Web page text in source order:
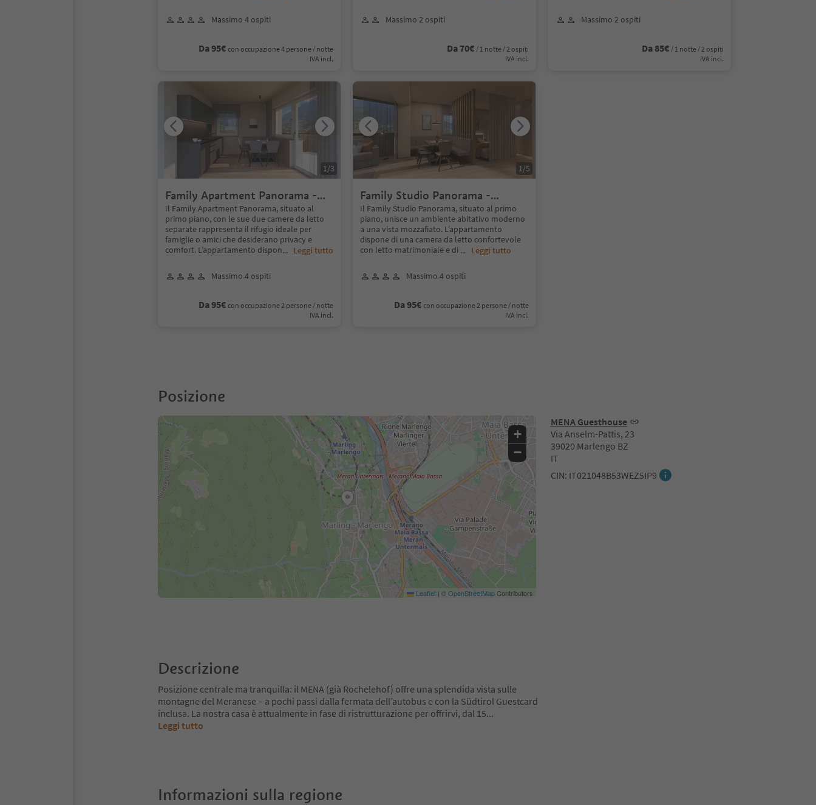
Massimo 4 ospiti
Da 95€ con occupazione 4 persone / notte
IVA incl.
Massimo 2 ospiti
Da 70€ / 1 notte / 2 ospiti
IVA incl.
Massimo 2 ospiti
Da 85€ / 1 notte / 2 ospiti
IVA incl.
Family Apartment Panorama -
spazioso e accogliente
Il Family Apartment Panorama, situato al
primo piano, con le sue due camere da letto
separate rappresenta il rifugio ideale per
famiglie o amici che desiderano privacy e
comfort. L’appartamento dispon... Leggi tutto
Massimo 4 ospiti
Da 95€ con occupazione 2 persone / notte
IVA incl.
1/3
Family Studio Panorama -
moderno e panoramico
Il Family Studio Panorama, situato al primo
piano, unisce un ambiente abitativo moderno
a una vista mozzafiato. L’appartamento
dispone di una camera da letto confortevole
con letto matrimoniale e di ... Leggi tutto
Massimo 4 ospiti
Da 95€ con occupazione 2 persone / notte
IVA incl.
1/5
Posizione
MENA Guesthouse
Via Anselm-Pattis, 23
39020 Marlengo BZ
IT
CIN: IT021048B53WEZ5IP9
+
−
Leaflet | ©OpenStreetMapContributors
Descrizione
Posizione centrale ma tranquilla: il MENA (già Rochelehof) offre una splendida vista sulle
montagne del Meranese – a pochi passi dalla fermata dell’autobus e con la Südtirol Guestcard
inclusa. La nostra casa è attualmente in fase di ristrutturazione per offrirvi, dal 15...
Leggi tutto
Informazioni sulla regione